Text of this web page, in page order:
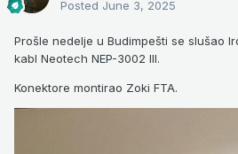
Posted June 3, 2025
Prošle nedelje u Budimpešti se slušao
kabl Neotech NEP-3002 III.
Konektore montirao Zoki FTA.